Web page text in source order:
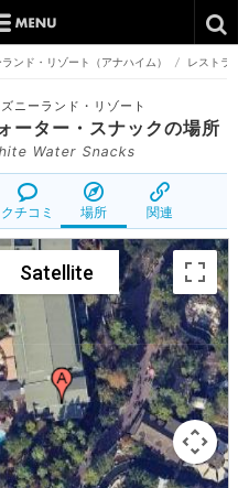
ンド・リゾート（アナハイム） / レストラン
ニーランド・リゾート
ーター・スナックの場所
Water Snacks
クチコミ 場所 関連
Satellite